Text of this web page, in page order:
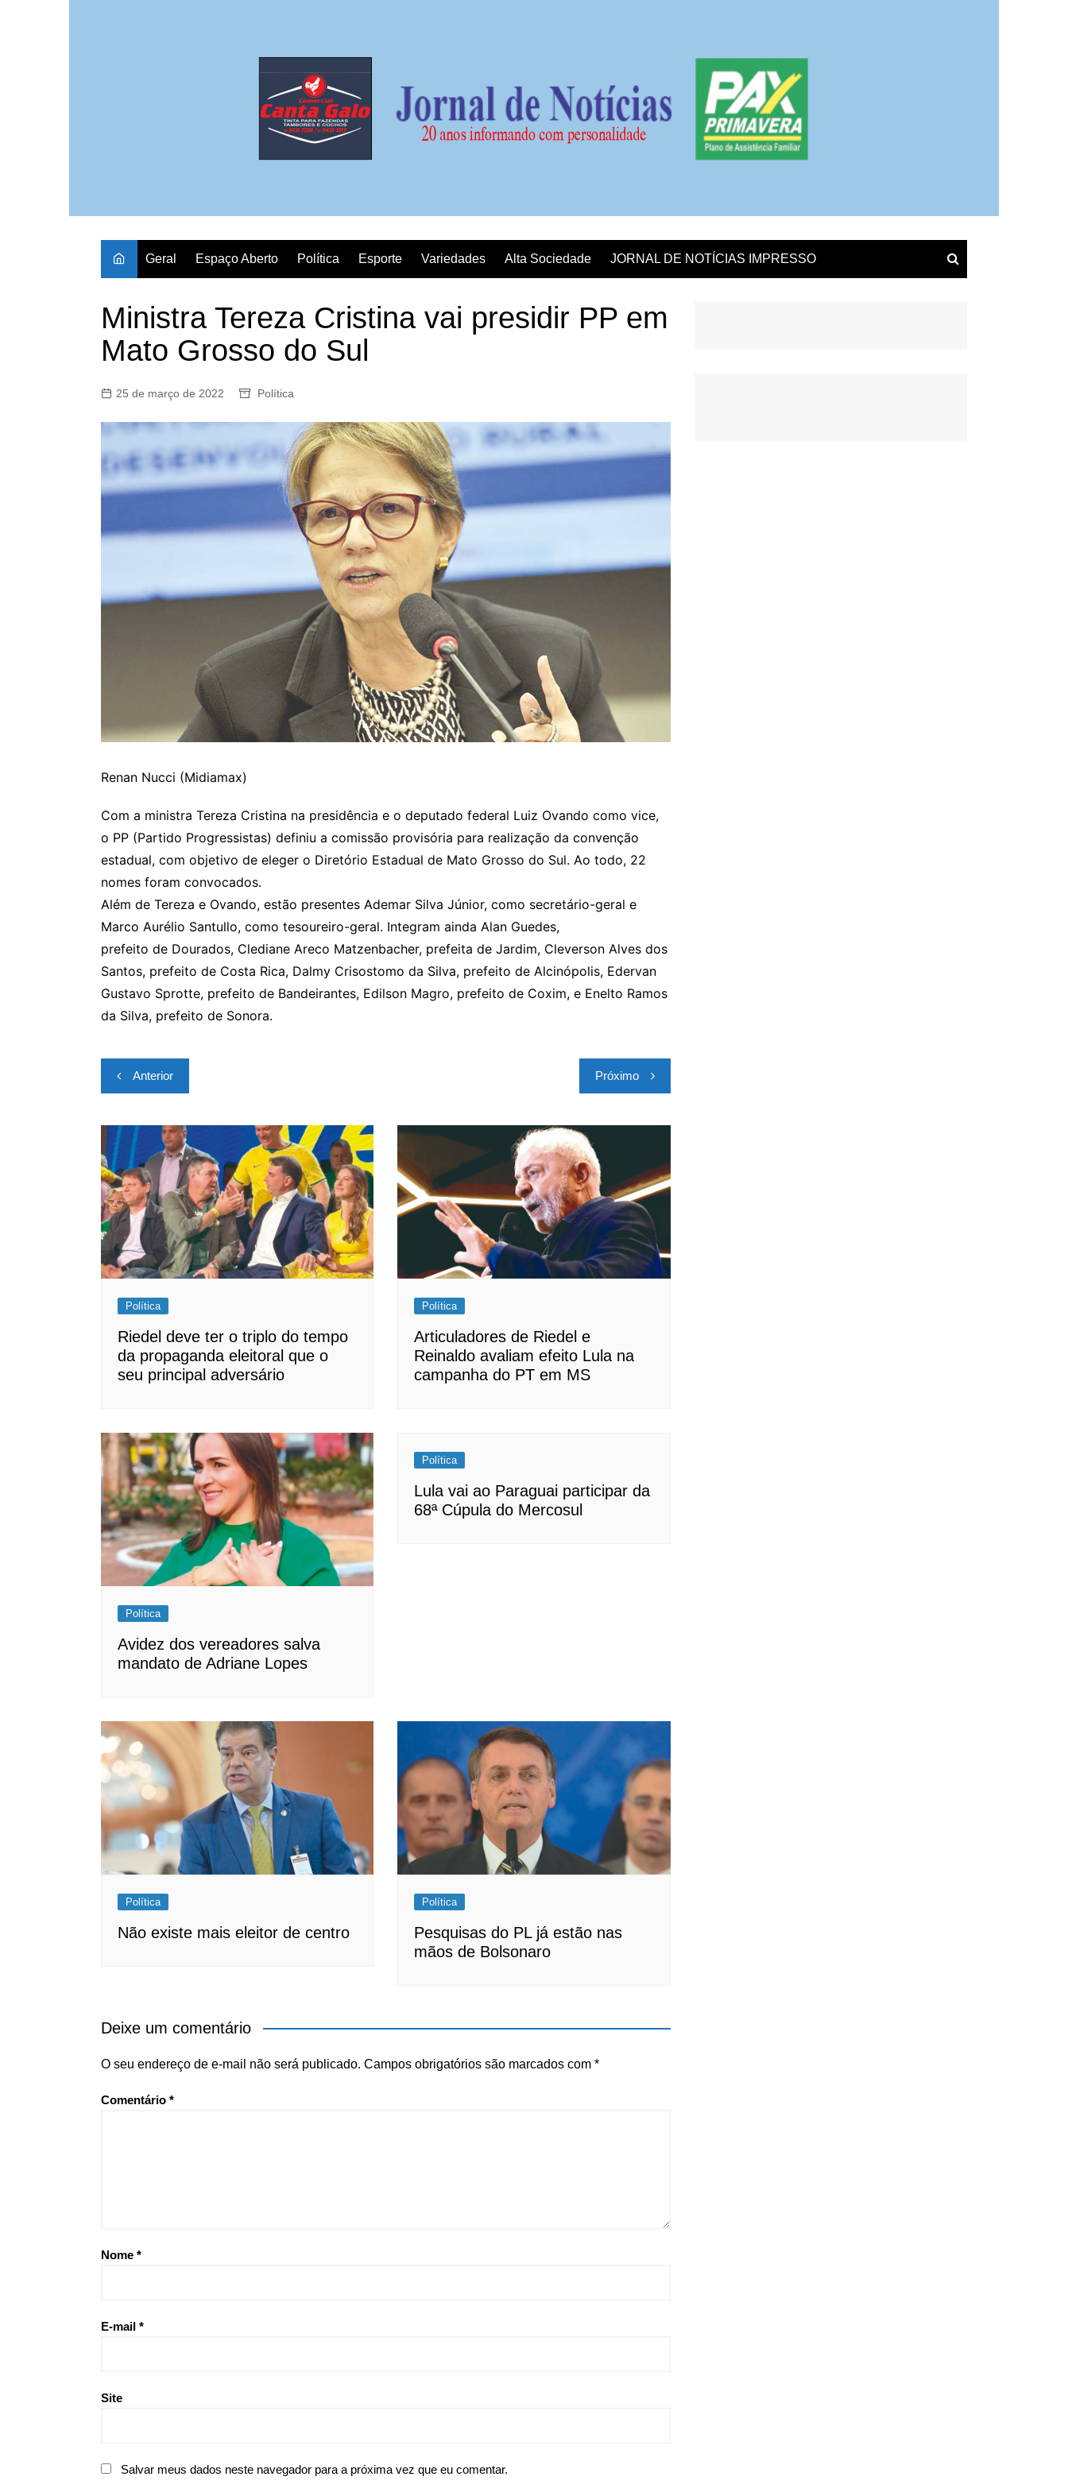
Geral Espaço Aberto Política Esporte Variedades Alta Sociedade JORNAL DE NOTÍCIAS IMPRESSO
Ministra Tereza Cristina vai presidir PP em
Mato Grosso do Sul
25 de março de 2022 Política
Renan Nucci (Midiamax)
Com a ministra Tereza Cristina na presidência e o deputado federal Luiz Ovando como vice,
o PP (Partido Progressistas) definiu a comissão provisória para realização da convenção
estadual, com objetivo de eleger o Diretório Estadual de Mato Grosso do Sul. Ao todo, 22
nomes foram convocados.
Além de Tereza e Ovando, estão presentes Ademar Silva Júnior, como secretário-geral e
Marco Aurélio Santullo, como tesoureiro-geral. Integram ainda Alan Guedes,
prefeito de Dourados, Clediane Areco Matzenbacher, prefeita de Jardim, Cleverson Alves dos
Santos, prefeito de Costa Rica, Dalmy Crisostomo da Silva, prefeito de Alcinópolis, Edervan
Gustavo Sprotte, prefeito de Bandeirantes, Edilson Magro, prefeito de Coxim, e Enelto Ramos
da Silva, prefeito de Sonora.
Navegação
de
Post
Anterior Próximo
Política
Riedel deve ter o triplo do tempo
da propaganda eleitoral que o
seu principal adversário
Política
Articuladores de Riedel e
Reinaldo avaliam efeito Lula na
campanha do PT em MS
Política
Avidez dos vereadores salva
mandato de Adriane Lopes
Política
Lula vai ao Paraguai participar da
68ª Cúpula do Mercosul
Política
Não existe mais eleitor de centro
Política
Pesquisas do PL já estão nas
mãos de Bolsonaro
Deixe um comentário
O seu endereço de e-mail não será publicado. Campos obrigatórios são marcados com *
Comentário *
Nome *
E-mail *
Site
Salvar meus dados neste navegador para a próxima vez que eu comentar.